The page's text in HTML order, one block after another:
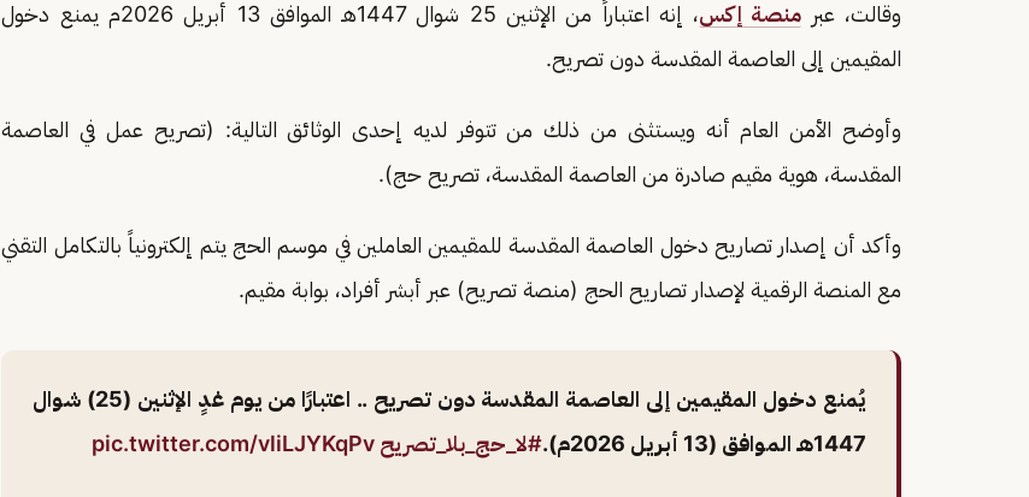
وقالت، عبر منصة إكس
، إنه اعتباراً من الإثنين 25 شوال 1447هـ الموافق 13 أبريل 2026م يمنع دخول
المقيمين إلى العاصمة المقدسة دون تصريح.
وأوضح الأمن العام أنه ويستثنى من ذلك من تتوفر لديه إحدى الوثائق التالية: (تصريح عمل في العاصمة
المقدسة، هوية مقيم صادرة من العاصمة المقدسة، تصريح حج).
وأكد أن إصدار تصاريح دخول العاصمة المقدسة للمقيمين العاملين في موسم الحج يتم إلكترونياً بالتكامل التقني
مع المنصة الرقمية لإصدار تصاريح الحج (منصة تصريح) عبر أبشر أفراد، بوابة مقيم.
يُمنع دخول المقيمين إلى العاصمة المقدسة دون تصريح .. اعتبارًا من يوم غدٍ الإثنين (25) شوال
1447هـ الموافق (13 أبريل 2026م).
#لا_حج_بلا_تصريح pic.twitter.com/vliLJYKqPv